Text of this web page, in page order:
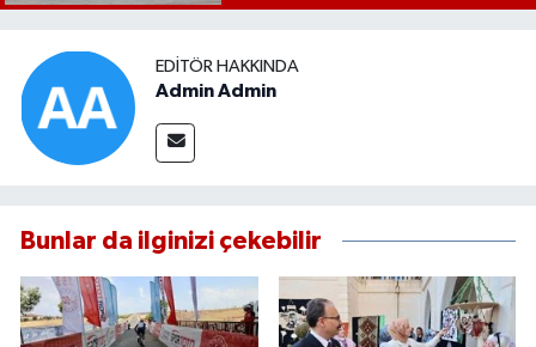
EDITÖR HAKKINDA
Admin Admin
Bunlar da ilginizi çekebilir